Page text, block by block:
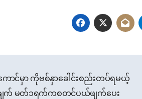
ာင်မှာ ကိုဗစ်နှာခေါင်းစည်းတပ်ရမယ့်
က် မတ်၁ရက်ကစတင်ပယ်ဖျက်ပေး